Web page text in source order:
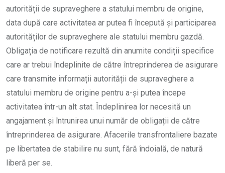
autorității de supraveghere a statului membru de origine,
data după care activitatea ar putea fi începută și participarea
autorităților de supraveghere ale statului membru gazdă.
Obligația de notificare rezultă din anumite condiții specifice
care ar trebui îndeplinite de către întreprinderea de asigurare
care transmite informații autorității de supraveghere a
statului membru de origine pentru a-și putea începe
activitatea într-un alt stat. Îndeplinirea lor necesită un
angajament și întrunirea unui număr de obligații de către
întreprinderea de asigurare. Afacerile transfrontaliere bazate
pe libertatea de stabilire nu sunt, fără îndoială, de natură
liberă per se.